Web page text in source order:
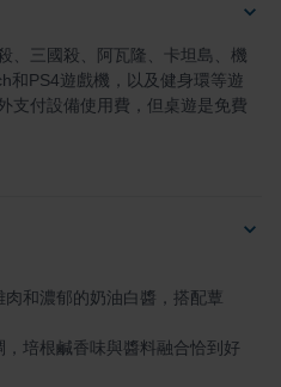
、三國殺、阿瓦隆、卡坦島、機
和PS4遊戲機，以及健身環等遊
支付設備使用費，但桌遊是免費
肉和濃郁的奶油白醬，搭配蕈
，培根鹹香味與醬料融合恰到好